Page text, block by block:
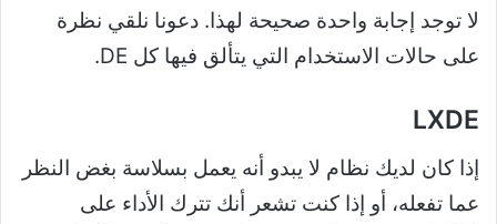
لا توجد إجابة واحدة صحيحة لهذا. دعونا نلقي نظرة
على حالات الاستخدام التي يتألق فيها كل DE.
LXDE
إذا كان لديك نظام لا يبدو أنه يعمل بسلاسة بغض النظر
عما تفعله، أو إذا كنت تشعر أنك تترك الأداء على